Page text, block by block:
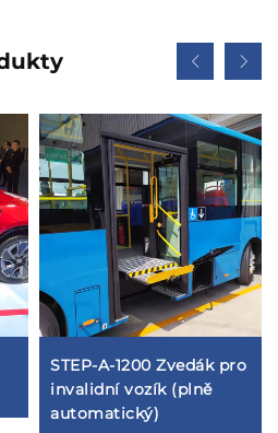
STEP-A-1200 Zvedák pro
invalidní vozík (plně
automatický)